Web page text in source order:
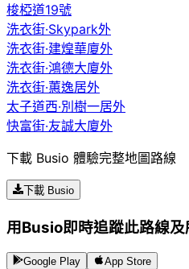
梭椏道19號
洗衣街·Skypark外
洗衣街·建煌華廈外
洗衣街·鴻德大廈外
洗衣街·蕙逸居外
太子道西·別樹一居外
快富街·友誠大廈外
下載 Busio 體驗完整地圖路線
下載 Busio
用Busio即時追蹤此路線及
Google Play App Store